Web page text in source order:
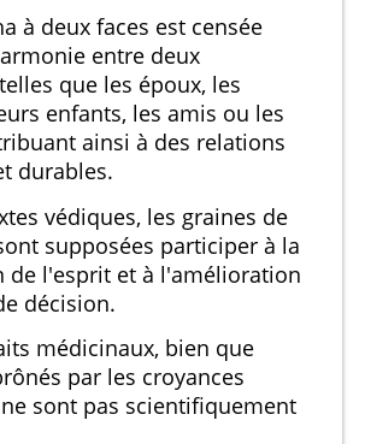
à deux faces est censée
entre deux
que les époux, les
enfants, les amis ou les
ainsi à des relations
durables.
védiques, les graines de
supposées participer à la
de l'esprit et à l'amélioration
décision.
médicinaux, bien que
par les croyances
sont pas scientifiquement